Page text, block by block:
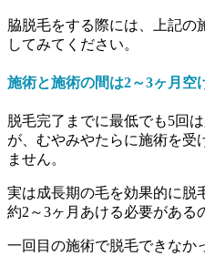
脇脱毛をする際には、上記の
してみてください。
施術と施術の間は2～3ヶ月空
脱毛完了までに最低でも5回
が、むやみやたらに施術を受
ません。
実は成長期の毛を効果的に脱
約2～3ヶ月あける必要がある
一回目の施術で脱毛できなか